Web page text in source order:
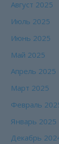
Август 2025
Июль 2025
Июнь 2025
Май 2025
Апрель 2025
Март 2025
Февраль
Январь 2025
Декабрь